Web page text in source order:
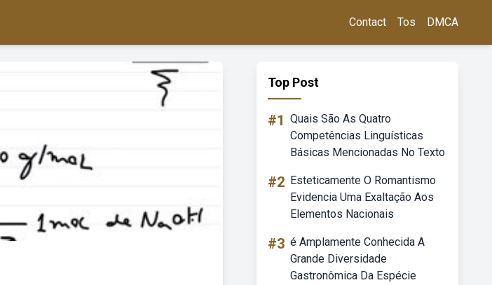
Contact Tos DMCA
Top Post
#1 Quais São As Quatro
Competências Linguísticas
Básicas Mencionadas No Texto
#2 Esteticamente O Romantismo
Evidencia Uma Exaltação Aos
Elementos Nacionais
#3 é Amplamente Conhecida A
Grande Diversidade
Gastronômica Da Espécie